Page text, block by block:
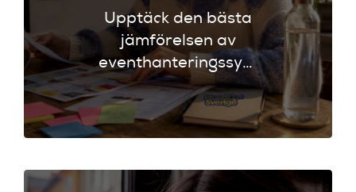
Upptäck den bästa
jämförelsen av
eventhanteringssystem
för standup-
arrangörer. Få
insikter om
evenemangskalender